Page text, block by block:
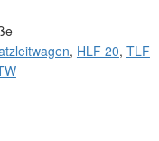
, HLF 20, TLF